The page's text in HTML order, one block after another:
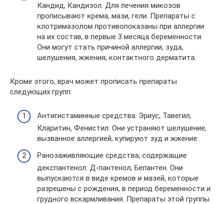
Кандид, Кандизол. Для лечения микозов
прописывают крема, мази, гели. Препараты с
клотримазолом противопоказаны при аллергии
на их состав, в первые 3 месяца беременности.
Они могут стать причиной аллергии, зуда,
шелушения, жжения, контактного дерматита.
Кроме этого, врач может прописать препараты
следующих групп:
Антигистаминные средства: Эриус, Тавегил,
Кларитин, Фенистил. Они устраняют шелушение,
вызванное аллергией, купируют зуд и жжение.
Ранозаживляющие средства, содержащие
декспантенол: Д-пантенол, Бепантен. Они
выпускаются в виде кремов и мазей, которые
разрешены с рождения, в период беременности и
грудного вскармливания. Препараты этой группы